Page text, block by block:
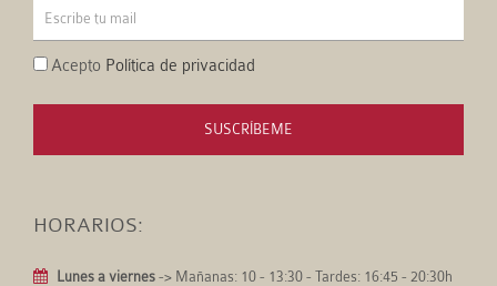
Acepto Política de privacidad
SUSCRÍBEME
HORARIOS:
Lunes a viernes -> Mañanas: 10 - 13:30 - Tardes: 16:45 - 20:30h